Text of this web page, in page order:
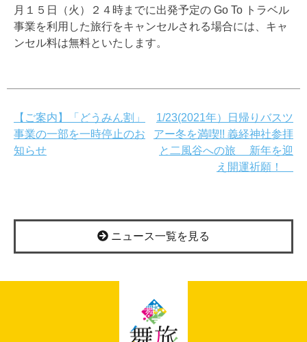
月１５日（火）２４時までに出発予定の Go To トラベル
事業を利用した旅行をキャンセルされる場合には、キャ
ンセル料は無料といたします。
投
稿
ゲ
【ご案内】「どうみん割」
事業の一部を一時停止のお
知らせ
1/23(2021年）日帰りバスツ
アー冬を満喫!! 義経神社参拝
と二風谷への旅 新年を迎
え開運祈願！
ニュース一覧を見る